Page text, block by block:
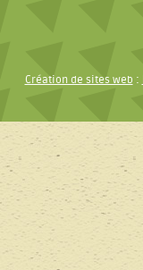
Création de sites web :